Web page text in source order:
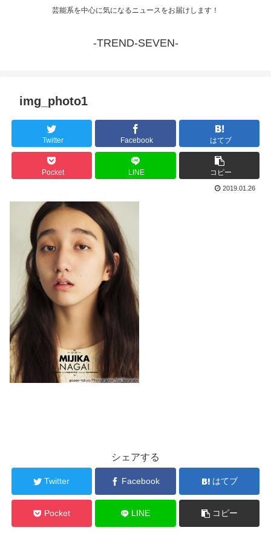
芸能系を中心に気になるニュースをお届けします！
-TREND-SEVEN-
img_photo1
Twitter Facebook はてブ
Pocket LINE コピー
2019.01.26
シェアする
Twitter Facebook はてブ
Pocket LINE コピー